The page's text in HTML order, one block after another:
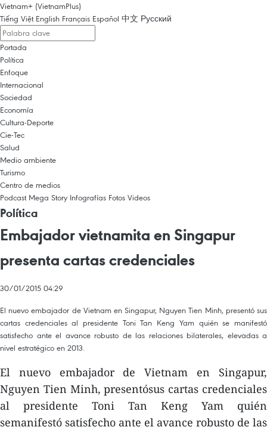
Vietnam+ (VietnamPlus)
Tiếng Việt English Français Español 中文 Русский
Portada
Política
Enfoque
Internacional
Sociedad
Economía
Cultura-Deporte
Cie-Tec
Salud
Medio ambiente
Turismo
Centro de medios
Podcast Mega Story Infografías Fotos Videos
Política
Embajador vietnamita en Singapur
presenta cartas credenciales
30/01/2015 04:29
El nuevo embajador de Vietnam en Singapur, Nguyen Tien Minh, presentó sus
cartas credenciales al presidente Toni Tan Keng Yam quién se manifestó
satisfecho ante el avance robusto de las relaciones bilaterales, elevadas a
nivel estratégico en 2013.
El nuevo embajador de Vietnam en Singapur,
Nguyen Tien Minh, presentósus cartas credenciales
al presidente Toni Tan Keng Yam quién
semanifestó satisfecho ante el avance robusto de las